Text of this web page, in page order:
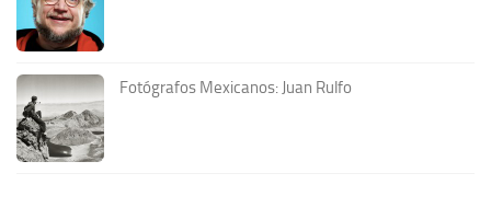
Fotógrafos Mexicanos: Juan Rulfo